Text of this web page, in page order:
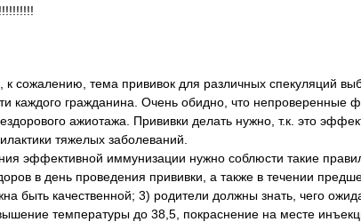
сожалению, тема прививок для различных спекуляций
каждого гражданина. Очень обидно, что непроверенные
ажиотажа. Прививки делать нужно, т.к. это
тяжелых заболеваний.
эффективной иммунизации нужно соблюсти такие
в день проведения прививки, а также в течении
быть качественной; 3) родители должны знать, чего
температуры до 38,5, покраснение на месте